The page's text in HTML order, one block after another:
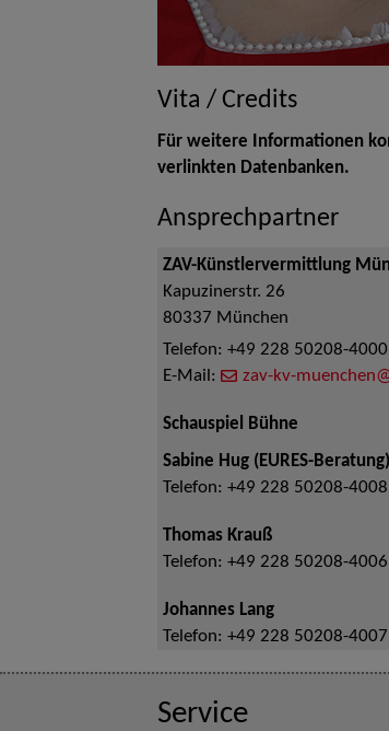
Vita / Credits
Für weitere Informationen
verlinkten Datenbanken.
Ansprechpartner
ZAV-Künstlervermittlung
Kapuzinerstr. 26
80337 München
Telefon: +49 228 50208-4000
E-Mail:
zav-kv-
Schauspiel Bühne
Sabine Hug (EURES-Beratung)
Telefon: +49 228 50208-4008
Thomas Krauß
Telefon: +49 228 50208-4006
Johannes Lang
Telefon: +49 228 50208-4007
Service